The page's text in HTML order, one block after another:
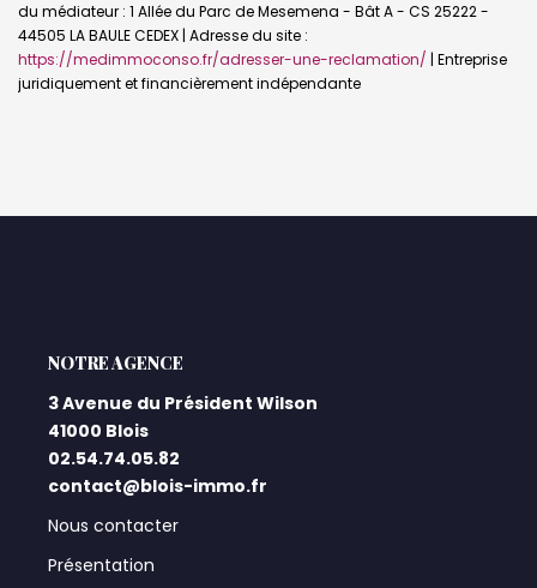
du médiateur : 1 Allée du Parc de Mesemena - Bât A - CS 25222 -
44505 LA BAULE CEDEX | Adresse du site :
https://medimmoconso.fr/adresser-une-reclamation/ | Entreprise
juridiquement et financièrement indépendante
L'AGENCE
3 Avenue du Président Wilson
41000 Blois
02.54.74.05.82
contact@blois-immo.fr
Nous contacter
Présentation